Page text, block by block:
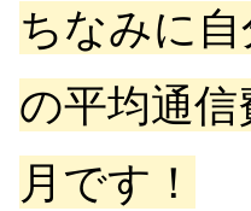
ちなみに
の平均通
月です！